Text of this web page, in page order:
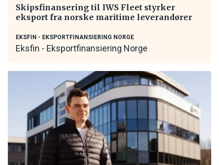
Skipsfinansering til IWS Fleet styrker
eksport fra norske maritime leverandører
EKSFIN - EKSPORTFINANSIERING NORGE
Eksfin - Eksportfinansiering Norge